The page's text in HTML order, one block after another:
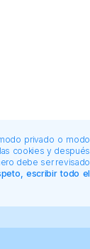
privado o modo
cookies y después
debe ser revisado
escribir todo el